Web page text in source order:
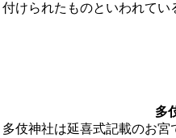
付けられたものといわれてい
多
多伎神社は延喜式記載のお宮